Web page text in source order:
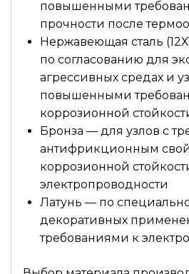
повышенными
прочности после
Нержавеющая сталь
по согласованию для
агрессивных средах и
повышенными
коррозионной
Бронза — для узлов с
антифрикционным
коррозионной
электропроводности
Латунь — по
декоративных
требованиями к